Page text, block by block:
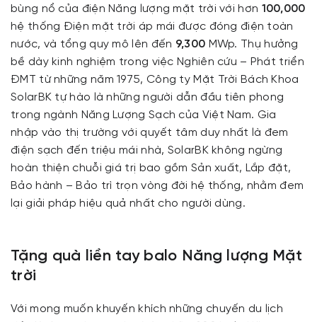
bùng nổ của điện Năng lượng mặt trời với hơn 100,000
hệ thống Điện mặt trời áp mái được đóng điện toàn
nước, và tổng quy mô lên đến 9,300 MWp. Thụ hưởng
bề dày kinh nghiệm trong việc Nghiên cứu – Phát triển
ĐMT từ những năm 1975, Công ty Mặt Trời Bách Khoa
SolarBK tự hào là những người dẫn đầu tiên phong
trong ngành Năng Lượng Sạch của Việt Nam. Gia
nhập vào thị trường với quyết tâm duy nhất là đem
điện sạch đến triệu mái nhà, SolarBK không ngừng
hoàn thiện chuỗi giá trị bao gồm Sản xuất, Lắp đặt,
Bảo hành – Bảo trì trọn vòng đời hệ thống, nhằm đem
lại giải pháp hiệu quả nhất cho người dùng.
Tặng quà liền tay balo Năng lượng Mặt
trời
Với mong muốn khuyến khích những chuyến du lịch